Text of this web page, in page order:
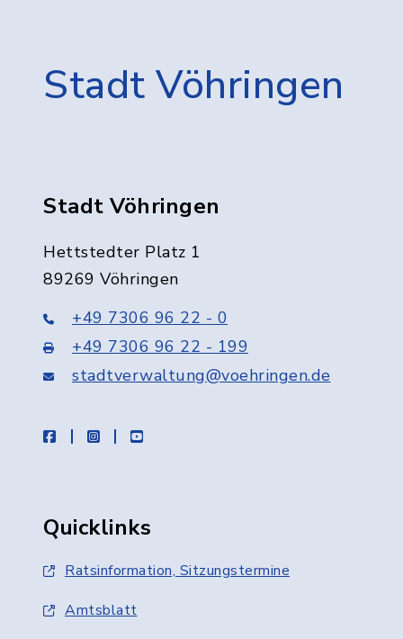
Stadt Vöhringen
Stadt Vöhringen
Hettstedter Platz 1
89269 Vöhringen
+49 7306 96 22 - 0
+49 7306 96 22 - 199
stadtverwaltung@voehringen.de
facebookinstagramyoutube
Quicklinks
Ratsinformation, Sitzungstermine
Amtsblatt